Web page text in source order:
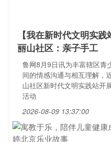
【我在新时代文明实
丽山社区：亲子手工
鲁网8月9日讯为丰富辖区青
间的情感沟通与相互理解，
山社区新时代文明实践站开
活动
2026-08-09 13:37:00